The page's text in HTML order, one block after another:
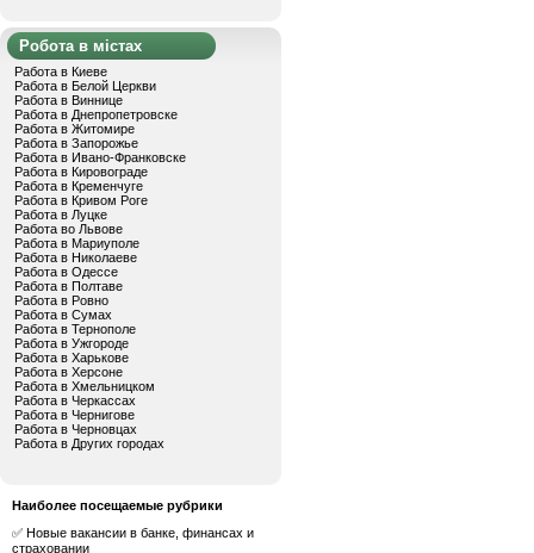
Робота в містах
Работа в Киеве
Работа в Белой Церкви
Работа в Виннице
Работа в Днепропетровске
Работа в Житомире
Работа в Запорожье
Работа в Ивано-Франковске
Работа в Кировограде
Работа в Кременчуге
Работа в Кривом Роге
Работа в Луцке
Работа во Львове
Работа в Мариуполе
Работа в Николаеве
Работа в Одессе
Работа в Полтаве
Работа в Ровно
Работа в Сумах
Работа в Тернополе
Работа в Ужгороде
Работа в Харькове
Работа в Херсоне
Работа в Хмельницком
Работа в Черкассах
Работа в Чернигове
Работа в Черновцах
Работа в Других городах
Наиболее посещаемые рубрики
✅ Новые вакансии в банке, финансах и
страховании